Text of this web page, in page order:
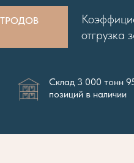
отгрузка
Склад 3 000 тонн
позиций в наличии